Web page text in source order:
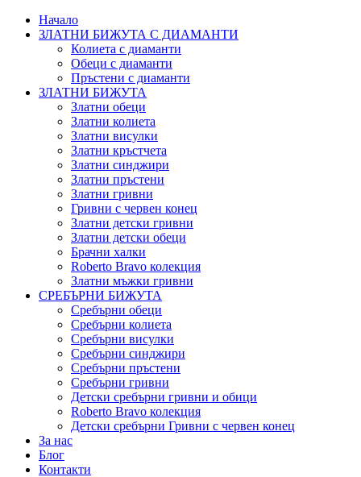
Начало
ЗЛАТНИ БИЖУТА С ДИАМАНТИ
Колиета с диаманти
Обеци с диаманти
Пръстени с диаманти
ЗЛАТНИ БИЖУТА
Златни обеци
Златни колиета
Златни висулки
Златни кръстчета
Златни синджири
Златни пръстени
Златни гривни
Гривни с червен конец
Златни детски гривни
Златни детски обеци
Брачни халки
Roberto Bravo колекция
Златни мъжки гривни
СРЕБЪРНИ БИЖУТА
Сребърни обeци
Сребърни колиета
Сребърни висулки
Сребърни синджири
Сребърни пръстени
Сребърни гривни
Детски сребърни гривни и обици
Roberto Bravo колекция
Детски сребърни Гривни с червен конец
За нас
Блог
Контакти